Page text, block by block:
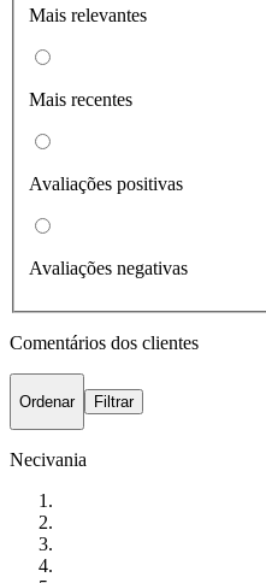
Mais relevantes
Mais recentes
Avaliações positivas
Avaliações negativas
Comentários dos clientes
Ordenar Filtrar
Necivania